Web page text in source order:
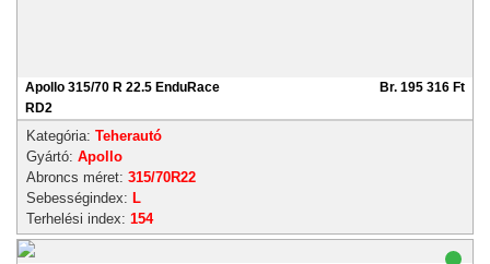
Apollo 315/70 R 22.5 EnduRace
RD2
Br. 195 316 Ft
Kategória: Teherautó
Gyártó: Apollo
Abroncs méret: 315/70R22
Sebességindex: L
Terhelési index: 154